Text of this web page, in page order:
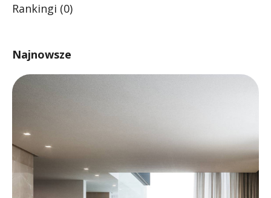
Rankingi (0)
Najnowsze